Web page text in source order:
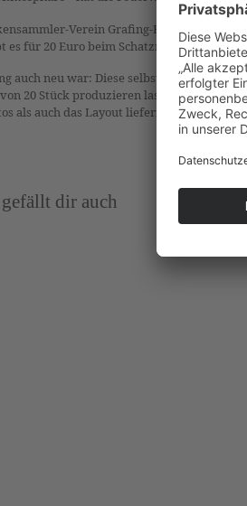
Verein Grafing-Ebersberg hat
es für 20 Euro beim Schatzmeister des
auch neu war: Diese selbstklebenden
20 Stück produzieren lassen. Das
als auch das Layout liefern.
Meldet euch
dir auch